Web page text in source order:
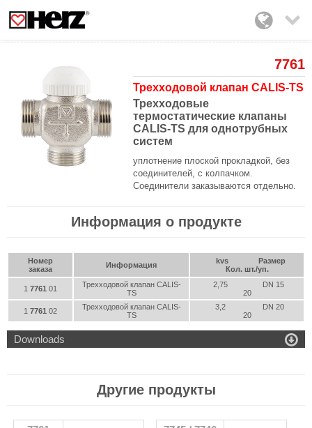

7761
Трехходовой клапан CALIS-TS
Трехходовые
термостатические клапаны
CALIS-TS для однотрубных
систем
уплотнение плоской прокладкой, без
соединителей, с колпачком.
Соединителизаказываются отдельно.
Информация о продукте
Номер
заказа
Информация kvs
Размер
Кол. шт./уп.
1 7761 01
Трехходовой клапан CALIS-
TS
2,75
DN 15
20
1 7761 02
Трехходовой клапан CALIS-
TS
3,2
DN 20
20
Downloads 
Другие продукты